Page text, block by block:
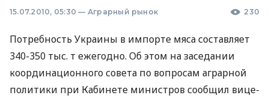
15.07.2010, 05:30 — Аграрный рынок 230
Потребность Украины в импорте мяса составляет
340-350 тыс. т ежегодно. Об этом на заседании
координационного совета по вопросам аграрной
политики при Кабинете министров сообщил вице-